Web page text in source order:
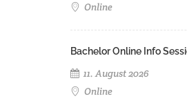
Online
Bachelor Online Info
11. August 2026
Online